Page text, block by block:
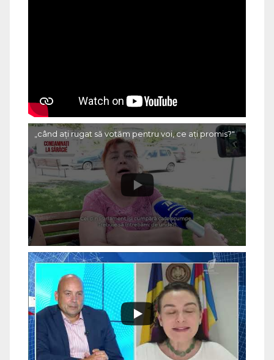
„când ați rugat să votăm pentru voi, ce ați promis?"